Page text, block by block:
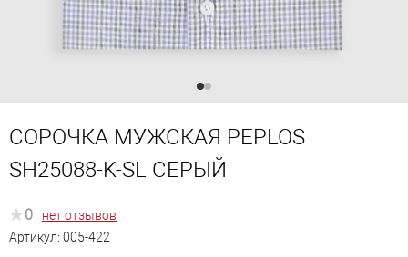
СОРОЧКА МУЖСКАЯ PEPLOS
SH25088-K-SL СЕРЫЙ
0
нет отзывов
Артикул: 005-422